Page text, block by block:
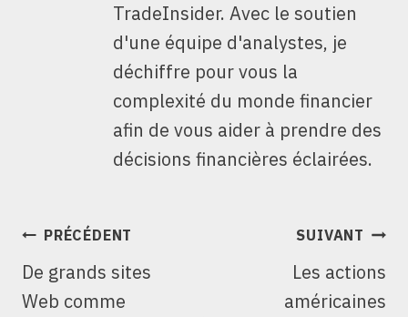
TradeInsider. Avec le soutien
d'une équipe d'analystes, je
déchiffre pour vous la
complexité du monde financier
afin de vous aider à prendre des
décisions financières éclairées.
NAVIGATION
L’ARTICLE
PRÉCÉDENT
De grands sites
Web comme
SUIVANT
Les actions
américaines